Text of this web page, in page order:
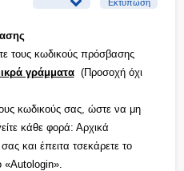
Εκτύπωση
τους κωδικούς πρόσβασης
γράμματα(Προσοχή όχι
κωδικούς σας, ώστε να μη
κάθε φορά: Αρχικά
και έπειτα τσεκάρετε το
«Autologin».